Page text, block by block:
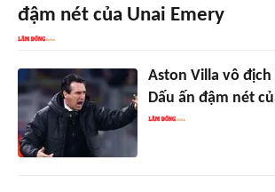
đậm nét của Unai Emery
Aston Villa vô địch
Dấu ấn đậm nét